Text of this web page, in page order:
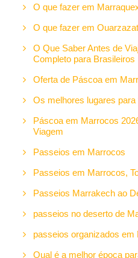
O que fazer em
O que fazer em
O Que Saber Antes de
Completo para Brasileiros
Oferta de Páscoa em
Os melhores lugares
Páscoa em Marrocos
Viagem
Passeios em Marrocos
Passeios em Marrocos,
Passeios Marrakech ao
passeios no deserto de
passeios organizados em
Qual é a melhor época